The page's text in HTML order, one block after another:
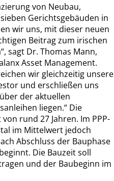
von Neubau,
Gerichtsgebäuden in
wir uns, mit dieser neuen
Beitrag zum irischen
sagt Dr. Thomas Mann,
Asset Management.
wir gleichzeitig unsere
und erschließen uns
der aktuellen
liegen.“ Die
rund 27 Jahren. Im PPP-
im Mittelwert jedoch
Abschluss der Bauphase
Die Bauzeit soll
und der Baubeginn im